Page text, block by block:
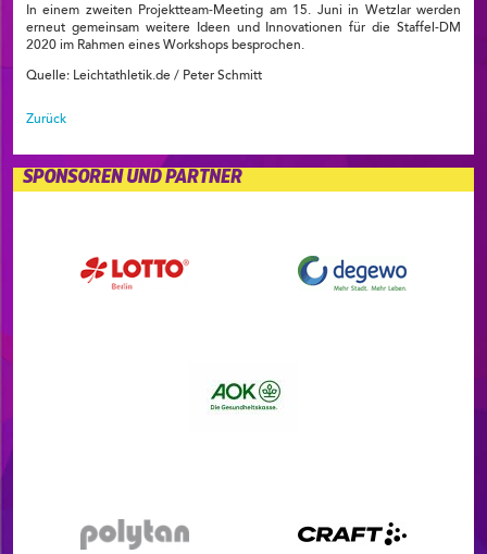
In einem zweiten Projektteam-Meeting am 15. Juni in Wetzlar werden
erneut gemeinsam weitere Ideen und Innovationen für die Staffel-DM
2020 im Rahmen eines Workshops besprochen.
Quelle: Leichtathletik.de / Peter Schmitt
Zurück
SPONSOREN UND PARTNER